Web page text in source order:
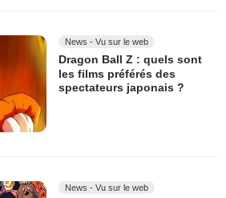
News - Vu sur le web
Dragon Ball Z : quels sont
les films préférés des
spectateurs japonais ?
News - Vu sur le web